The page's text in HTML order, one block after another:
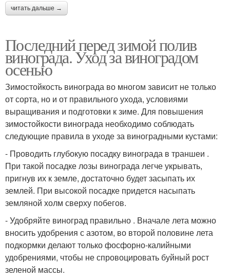
читать дальше →
Последний перед зимой полив
винограда. Уход за виноградом
осенью
Зимостойкость винограда во многом зависит не только
от сорта, но и от правильного ухода, условиями
выращивания и подготовки к зиме. Для повышения
зимостойкости винограда необходимо соблюдать
следующие правила в уходе за виноградными кустами:
- Проводить глубокую посадку винограда в траншеи .
При такой посадке лозы винограда легче укрывать,
пригнув их к земле, достаточно будет засыпать их
землей. При высокой посадке придется насыпать
земляной холм сверху побегов.
- Удобряйте виноград правильно . Вначале лета можно
вносить удобрения с азотом, во второй половине лета
подкормки делают только фосфорно-калийными
удобрениями, чтобы не спровоцировать буйный рост
зеленой массы.